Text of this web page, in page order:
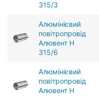
315/3
Алюмінієвий
повітропровід
Алювент Н
315/6
Алюмінієвий
повітропровід
Алювент Н